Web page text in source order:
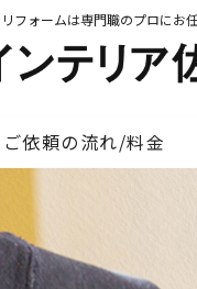
フォームは専門職のプロにお
ご依頼の流れ/料金